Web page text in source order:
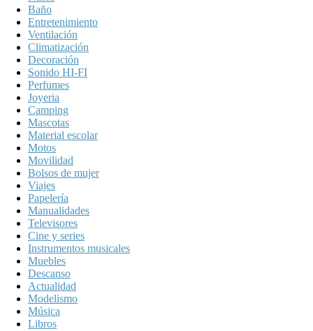
Baño
Entretenimiento
Ventilación
Climatización
Decoración
Sonido HI-FI
Perfumes
Joyeria
Camping
Mascotas
Material escolar
Motos
Movilidad
Bolsos de mujer
Viajes
Papelería
Manualidades
Televisores
Cine y series
Instrumentos musicales
Muebles
Descanso
Actualidad
Modelismo
Música
Libros